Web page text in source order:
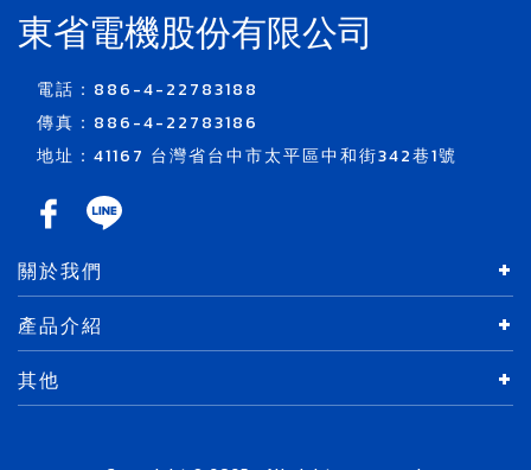
東省電機股份有限公司
電話：886-4-22783188
傳真：886-4-22783186
地址：41167 台灣省台中市太平區中和街342巷1號
關於我們
產品介紹
其他